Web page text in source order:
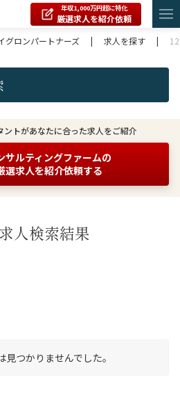
年収1,000万円超に特化
厳選求人を紹介依頼
グロンパートナーズ
| 求人を探す |
トがあなたに合った求人をご紹介
サルティングファームの
選求人を紹介依頼する
人検索結果
見つかりませんでした。